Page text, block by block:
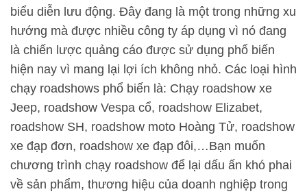
biểu diễn lưu động. Đây đang là một trong những xu
hướng mà được nhiều công ty áp dụng vì nó đang
là chiến lược quảng cáo được sử dụng phổ biến
hiện nay vì mang lại lợi ích không nhỏ. Các loại hình
chạy roadshows phổ biến là: Chạy roadshow xe
Jeep, roadshow Vespa cổ, roadshow Elizabet,
roadshow SH, roadshow moto Hoàng Tử, roadshow
xe đạp đơn, roadshow xe đạp đôi,…Bạn muốn
chương trình chạy roadshow để lại dấu ấn khó phai
về sản phẩm, thương hiệu của doanh nghiệp trong